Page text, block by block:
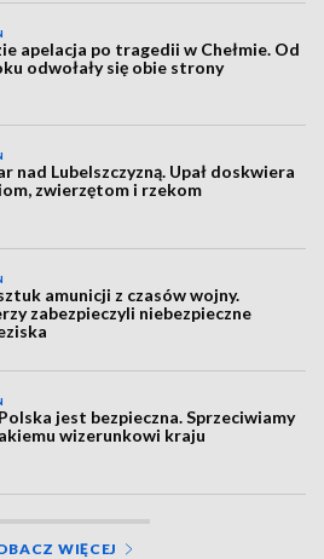
apelacja po tragedii w Chełmie. Od
odwołały się obie strony
nad Lubelszczyzną. Upał doskwiera
zwierzętom i rzekom
amunicji z czasów wojny.
zabezpieczyli niebezpieczne
jest bezpieczna. Sprzeciwiamy
wizerunkowi kraju
WIĘCEJ